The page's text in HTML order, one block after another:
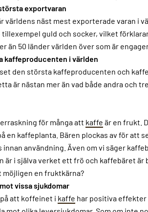
exportvaran
världens näst mest exporterade varan i
guld och socker, vilket
än 50 länder världen över som är
kaffeproducenten i världen
den största kaffeproducenten och
är nästan mer än vad både andra och
för många att kaffe är en frukt.
en kaffeplanta. Bären plockas av för
användning. Även om vi säger
är i själva verket ett frö och kaffebäret
möjligen en fruktkärna?
vissa sjukdomar
att koffeinet i kaffe har positiva effekter